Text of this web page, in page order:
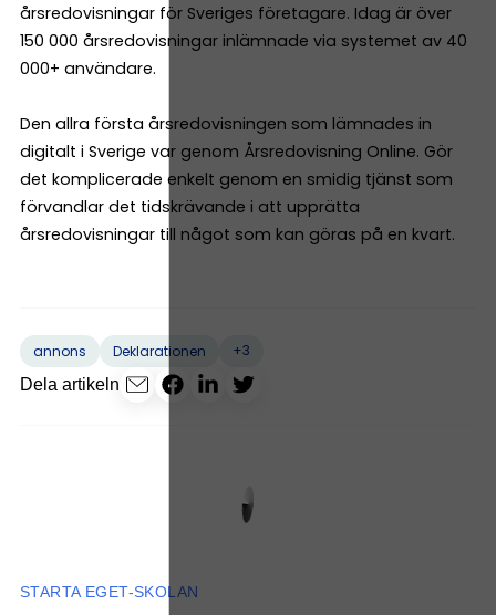
årsredovisningar för Sveriges företagare. Idag är över
150 000 årsredovisningar inlämnade via systemet av 40
000+ användare.
Den allra första årsredovisningen som lämnades in
digitalt i Sverige var genom Årsredovisning Online. Gör
det komplicerade enkelt genom en smidig tjänst som
förvandlar det tidskrävande i att upprätta
årsredovisningar till något som kan göras på en kvart.
annons Deklarationen
+3
Dela artikeln
STARTA EGET-SKOLAN